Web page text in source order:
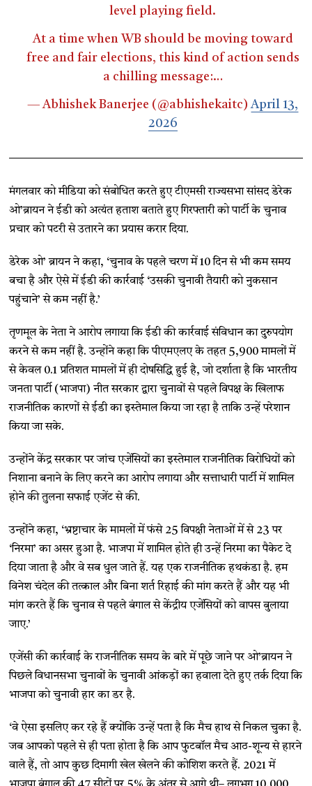
level playing field.
At a time when WB should be moving toward
free and fair elections, this kind of action sends
a chilling message:…
— Abhishek Banerjee (@abhishekaitc)April 13,
2026
मंगलवार को मीडिया को संबोधित करते हुए टीएमसी राज्यसभा सांसद डेरेक
ओ’ब्रायन ने ईडी को अत्यंत हताश बताते हुए गिरफ्तारी को पार्टी के चुनाव
प्रचार को पटरी से उतारने का प्रयास करार दिया.
डेरेक ओ’ ब्रायन ने कहा, ‘चुनाव के पहले चरण में 10 दिन से भी कम समय
बचा है और ऐसे में ईडी की कार्रवाई ‘उसकी चुनावी तैयारी को नुकसान
पहुंचाने’ से कम नहीं है.’
तृणमूल के नेता ने आरोप लगाया कि ईडी की कार्रवाई संविधान का दुरुपयोग
करने से कम नहीं है. उन्होंने कहा कि पीएमएलए के तहत 5,900 मामलों में
से केवल 0.1 प्रतिशत मामलों में ही दोषसिद्धि हुई है, जो दर्शाता है कि भारतीय
जनता पार्टी (भाजपा) नीत सरकार द्वारा चुनावों से पहले विपक्ष के खिलाफ
राजनीतिक कारणों से ईडी का इस्तेमाल किया जा रहा है ताकि उन्हें परेशान
किया जा सके.
उन्होंने केंद्र सरकार पर जांच एजेंसियों का इस्तेमाल राजनीतिक विरोधियों को
निशाना बनाने के लिए करने का आरोप लगाया और सत्ताधारी पार्टी में शामिल
होने की तुलना सफाई एजेंट से की.
उन्होंने कहा, ‘भ्रष्टाचार के मामलों में फंसे 25 विपक्षी नेताओं में से 23 पर
‘निरमा’ का असर हुआ है. भाजपा में शामिल होते ही उन्हें निरमा का पैकेट दे
दिया जाता है और वे सब धुल जाते हैं. यह एक राजनीतिक हथकंडा है. हम
विनेश चंदेल की तत्काल और बिना शर्त रिहाई की मांग करते हैं और यह भी
मांग करते हैं कि चुनाव से पहले बंगाल से केंद्रीय एजेंसियों को वापस बुलाया
जाए.’
एजेंसी की कार्रवाई के राजनीतिक समय के बारे में पूछे जाने पर ओ’ब्रायन ने
पिछले विधानसभा चुनावों के चुनावी आंकड़ों का हवाला देते हुए तर्क दिया कि
भाजपा को चुनावी हार का डर है.
‘वे ऐसा इसलिए कर रहे हैं क्योंकि उन्हें पता है कि मैच हाथ से निकल चुका है.
जब आपको पहले से ही पता होता है कि आप फुटबॉल मैच आठ-शून्य से हारने
वाले हैं, तो आप कुछ दिमागी खेल खेलने की कोशिश करते हैं. 2021 में